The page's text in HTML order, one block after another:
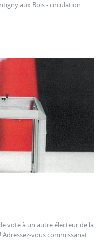
aux Bois - circulation...
vote à un autre électeur de la
vous commissariat